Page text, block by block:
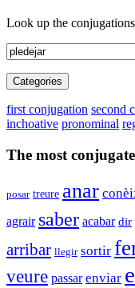
Look up the
Categories
first conjugation second
inchoative pronominal
The most
posar treure anar
agrair saber acabar dir
arribar llegir sortir
veure passar enviar